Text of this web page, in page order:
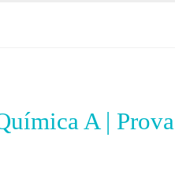
A | Prova